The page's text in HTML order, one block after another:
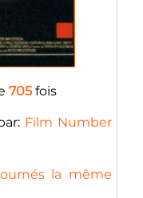
705fois
Film Number
la même